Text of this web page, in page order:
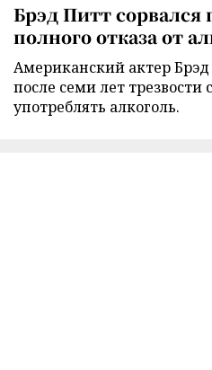
Брэд Питт сорвался
полного отказа от
Американский актер
после семи лет трезвости
употреблять алкоголь.